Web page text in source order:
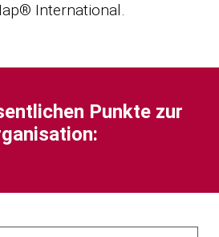
International.
Punkte zur